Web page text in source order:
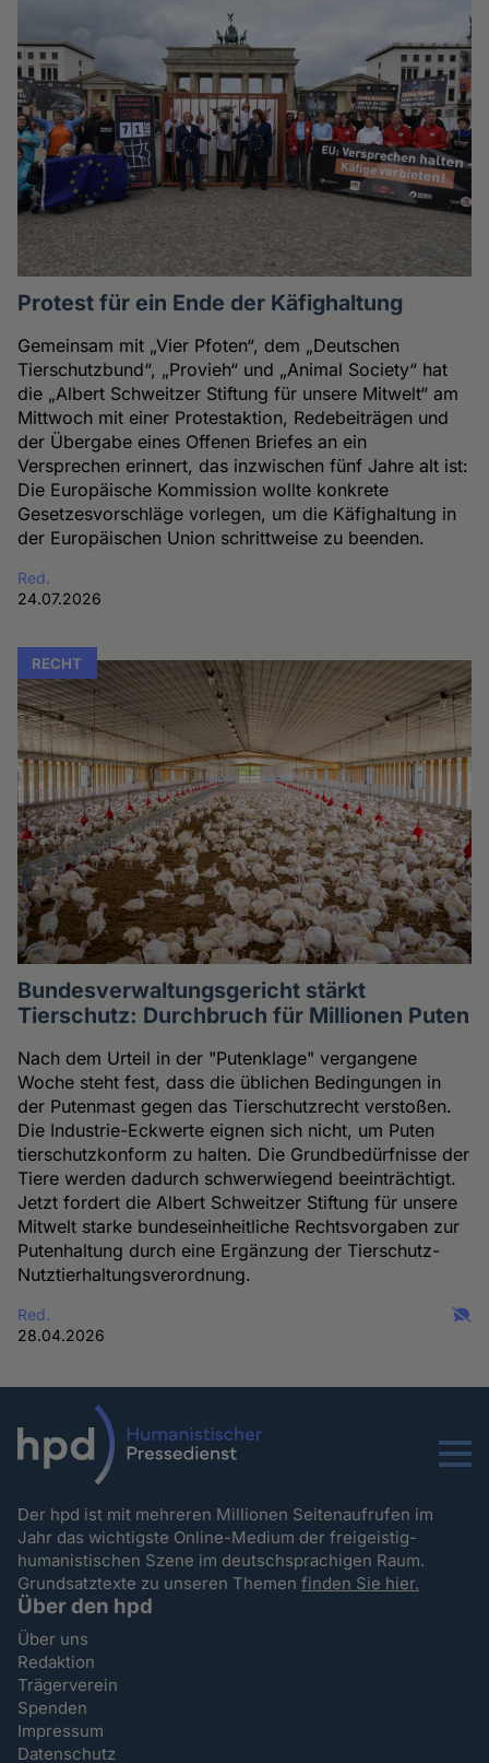
Protest für ein Ende der Käfighaltung
Gemeinsam mit „Vier Pfoten“, dem „Deutschen
Tierschutzbund“, „Provieh“ und „Animal Society“ hat
die „Albert Schweitzer Stiftung für unsere Mitwelt“ am
Mittwoch mit einer Protestaktion, Redebeiträgen und
der Übergabe eines Offenen Briefes an ein
Versprechen erinnert, das inzwischen fünf Jahre alt ist:
Die Europäische Kommission wollte konkrete
Gesetzesvorschläge vorlegen, um die Käfighaltung in
der Europäischen Union schrittweise zu beenden.
Red.
24.07.2026
RECHT
Bundesverwaltungsgericht stärkt
Tierschutz: Durchbruch für Millionen Puten
Nach dem Urteil in der "Putenklage" vergangene
Woche steht fest, dass die üblichen Bedingungen in
der Putenmast gegen das Tierschutzrecht verstoßen.
Die Industrie-Eckwerte eignen sich nicht, um Puten
tierschutzkonform zu halten. Die Grundbedürfnisse der
Tiere werden dadurch schwerwiegend beeinträchtigt.
Jetzt fordert die Albert Schweitzer Stiftung für unsere
Mitwelt starke bundeseinheitliche Rechtsvorgaben zur
Putenhaltung durch eine Ergänzung der Tierschutz-
Nutztierhaltungsverordnung.
Red.
28.04.2026
Menu
Der hpd ist mit mehreren Millionen Seitenaufrufen im
Jahr das wichtigste Online-Medium der freigeistig-
humanistischen Szene im deutschsprachigen Raum.
Grundsatztexte zu unseren Themenfinden Sie hier.
Über den hpd
Über uns
Redaktion
Trägerverein
Spenden
Impressum
Datenschutz